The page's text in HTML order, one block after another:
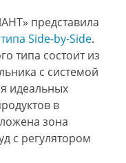
представила
Side-by-Side.
типа состоит из
с системой
идеальных
в
зона
с регулятором